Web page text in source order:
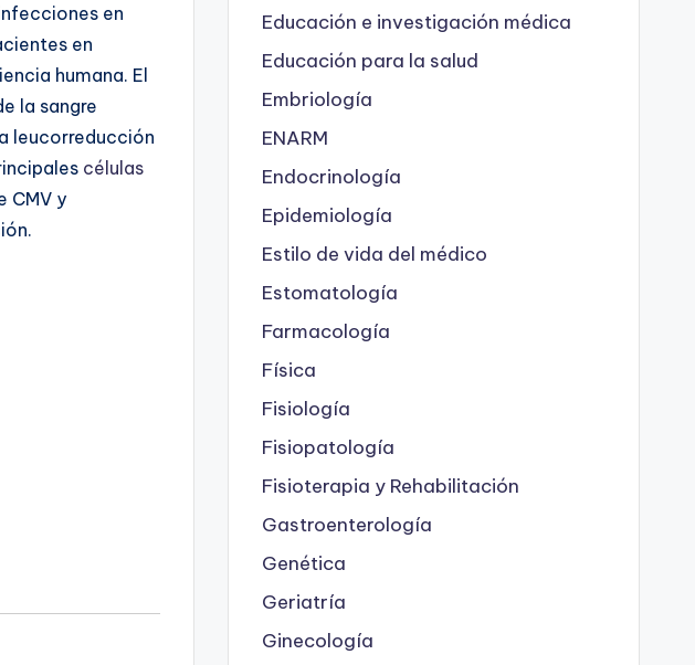
en
en
humana. El
la sangre
leucorreducción
células
CMV y
Educación e investigación médica
Educación para la salud
Embriología
ENARM
Endocrinología
Epidemiología
Estilo de vida del médico
Estomatología
Farmacología
Física
Fisiología
Fisiopatología
Fisioterapia y Rehabilitación
Gastroenterología
Genética
Geriatría
Ginecología